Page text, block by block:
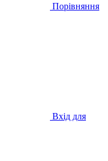
Порівняння
Вхід для